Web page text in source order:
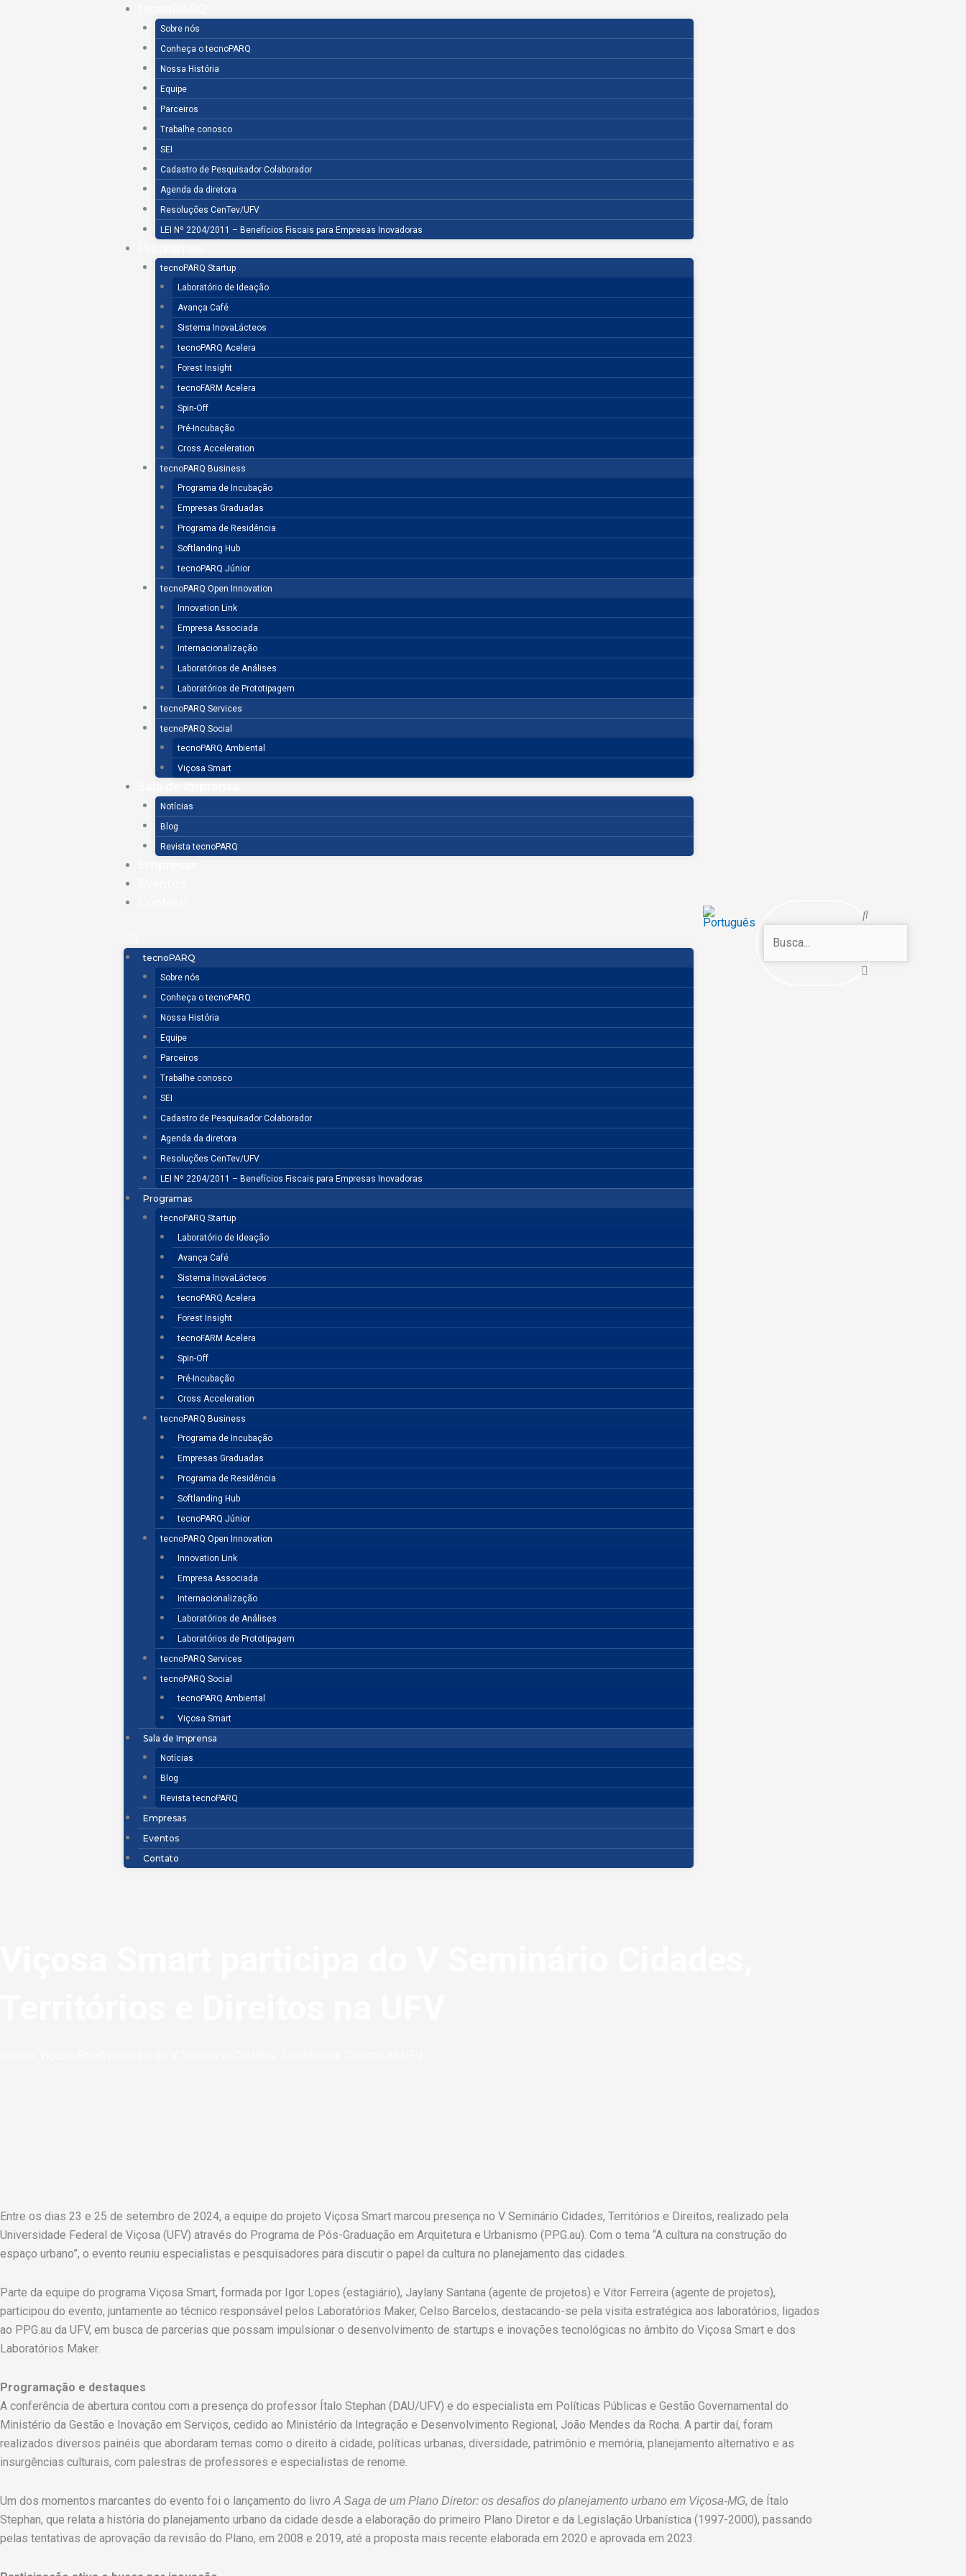
Sobre nós
Conheça o tecnoPARQ
Nossa História
Equipe
Parceiros
Trabalhe conosco
SEI
Cadastro de Pesquisador Colaborador
Agenda da diretora
Resoluções CenTev/UFV
LEI Nº 2204/2011 – Benefícios Fiscais para Empresas Inovadoras
tecnoPARQ Startup
Laboratório de Ideação
Avança Café
Sistema InovaLácteos
tecnoPARQ Acelera
Forest Insight
tecnoFARM Acelera
Spin-Off
Pré-Incubação
Cross Acceleration
tecnoPARQ Business
Programa de Incubação
Empresas Graduadas
Programa de Residência
Softlanding Hub
tecnoPARQ Júnior
tecnoPARQ Open Innovation
Innovation Link
Empresa Associada
Internacionalização
Laboratórios de Análises
Laboratórios de Prototipagem
tecnoPARQ Services
tecnoPARQ Social
tecnoPARQ Ambiental
Viçosa Smart
Notícias
Blog
Revista tecnoPARQ
tecnoPARQ
Sobre nós
Conheça o tecnoPARQ
Nossa História
Equipe
Parceiros
Trabalhe conosco
SEI
Cadastro de Pesquisador Colaborador
Agenda da diretora
Resoluções CenTev/UFV
LEI Nº 2204/2011 – Benefícios Fiscais para Empresas Inovadoras
Programas
tecnoPARQ Startup
Laboratório de Ideação
Avança Café
Sistema InovaLácteos
tecnoPARQ Acelera
Forest Insight
tecnoFARM Acelera
Spin-Off
Pré-Incubação
Cross Acceleration
tecnoPARQ Business
Programa de Incubação
Empresas Graduadas
Programa de Residência
Softlanding Hub
tecnoPARQ Júnior
tecnoPARQ Open Innovation
Innovation Link
Empresa Associada
Internacionalização
Laboratórios de Análises
Laboratórios de Prototipagem
tecnoPARQ Services
tecnoPARQ Social
tecnoPARQ Ambiental
Viçosa Smart
Sala de Imprensa
Notícias
Blog
Revista tecnoPARQ
Empresas
Eventos
Contato
Entre os dias 23 e 25 de setembro de 2024, a equipe do projeto Viçosa Smart marcou presença no V Seminário Cidades, Territórios e Direitos, realizado pela
Universidade Federal de Viçosa (UFV) através do Programa de Pós-Graduação em Arquitetura e Urbanismo (PPG.au). Com o tema “A cultura na construção do
espaço urbano”, o evento reuniu especialistas e pesquisadores para discutir o papel da cultura no planejamento das cidades.
Parte da equipe do programa Viçosa Smart, formada por Igor Lopes (estagiário), Jaylany Santana (agente de projetos) e Vitor Ferreira (agente de projetos),
participou do evento, juntamente ao técnico responsável pelos Laboratórios Maker, Celso Barcelos, destacando-se pela visita estratégica aos laboratórios, ligados
ao PPG.au da UFV, em busca de parcerias que possam impulsionar o desenvolvimento de startups e inovações tecnológicas no âmbito do Viçosa Smart e dos
Laboratórios Maker.
Programação e destaques
A conferência de abertura contou com a presença do professor Ítalo Stephan (DAU/UFV) e do especialista em Políticas Públicas e Gestão Governamental do
Ministério da Gestão e Inovação em Serviços, cedido ao Ministério da Integração e Desenvolvimento Regional, João Mendes da Rocha. A partir daí, foram
realizados diversos painéis que abordaram temas como o direito à cidade, políticas urbanas, diversidade, patrimônio e memória, planejamento alternativo e as
insurgências culturais, com palestras de professores e especialistas de renome.
Um dos momentos marcantes do evento foi o lançamento do livroA Saga de um Plano Diretor: os desafios do planejamento urbano em Viçosa-MG, de Ítalo
Stephan, que relata a história do planejamento urbano da cidade desde a elaboração do primeiro Plano Diretor e da Legislação Urbanística (1997-2000), passando
pelas tentativas de aprovação da revisão do Plano, em 2008 e 2019, até a proposta mais recente elaborada em 2020 e aprovada em 2023.